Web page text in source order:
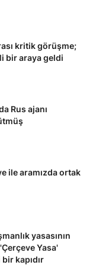
kritik görüşme;
bir araya geldi
Rus ajanı
ile aramızda ortak
yasasının
Yasa'
kapıdır